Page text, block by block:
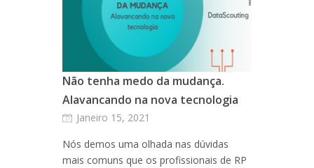
Não tenha medo da mudança.
Alavancando na nova tecnologia
Janeiro 15, 2021
Nós demos uma olhada nas dúvidas
mais comuns que os profissionais de RP